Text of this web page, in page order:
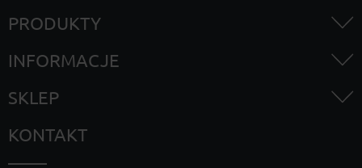
PRODUKTY
INFORMACJE
SKLEP
KONTAKT